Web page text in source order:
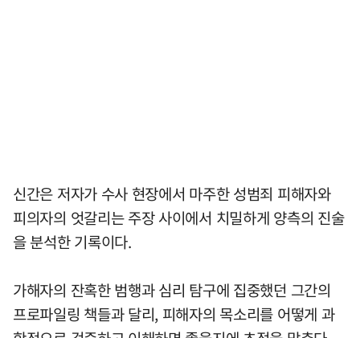
신간은 저자가 수사 현장에서 마주한 성범죄 피해자와
피의자의 엇갈리는 주장 사이에서 치밀하게 양측의 진술
을 분석한 기록이다.
가해자의 잔혹한 범행과 심리 탐구에 집중했던 그간의
프로파일링 책들과 달리, 피해자의 목소리를 어떻게 과